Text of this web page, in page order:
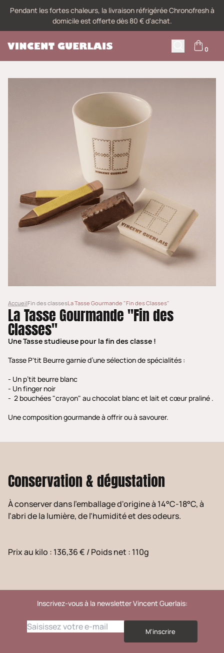
Pendant les fortes chaleurs, la livraison réfrigérée Chronofresh à
domicile est offerte dès 80 € d'achat.
0
AccueilFin des classesLa Tasse Gourmande "Fin des Classes"
La Tasse Gourmande "Fin des
Classes"
Une Tasse studieuse pour la fin des classe !
Tasse P'tit Beurre garnie d’une sélection de spécialités :
- Un p’tit beurre blanc
- Un finger noir
- 2 bouchées "crayon" au chocolat blanc et lait et cœur praliné .
Une composition gourmande à offrir ou à savourer.
Conservation & dégustation
À conserver dans l'emballage d'origine à 14°C-18°C, à
l'abri de la lumière, de l'humidité et des odeurs.
Prix au kilo : 136,36 € /Poids net : 110g
Inscrivez-vous à la newsletter Vincent Guerlais:
M'inscrire